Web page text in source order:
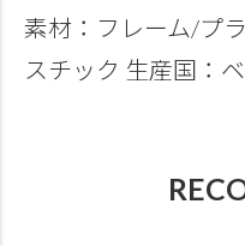
素材：フレーム/プ
スチック 生産国：